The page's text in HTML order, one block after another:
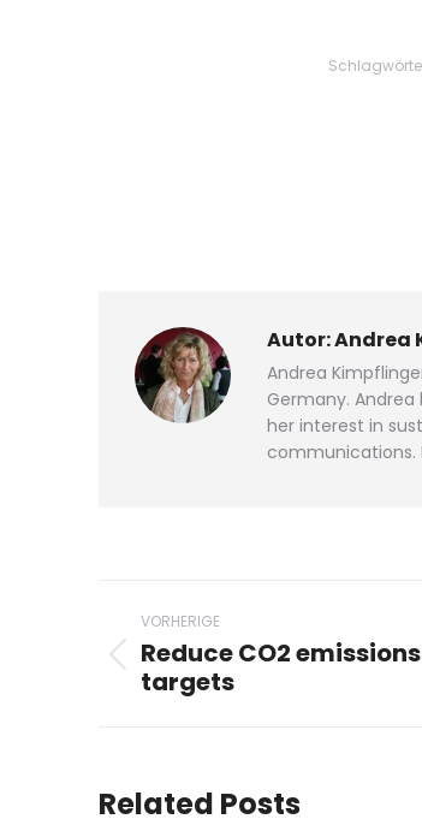
Autor:Andrea
Andrea
Germany.
her interest in
communications.
VORHERIGE
Vorheriger
Beitrag:
Reduce CO2
targets
Related Posts